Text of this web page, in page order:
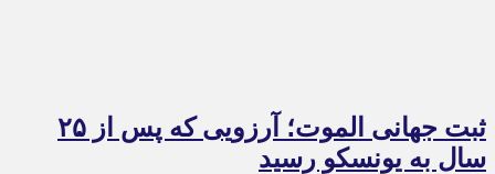
ثبت جهانی الموت؛ آرزویی که پس از ۲۵
سال به یونسکو رسید